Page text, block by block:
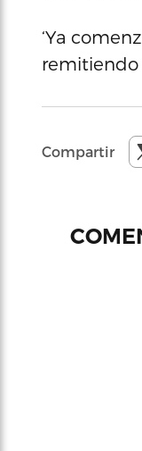
‘Ya
remitiendo
Compartir